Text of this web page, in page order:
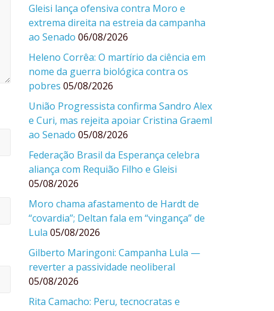
Gleisi lança ofensiva contra Moro e
extrema direita na estreia da campanha
ao Senado 06/08/2026
Heleno Corrêa: O martírio da ciência em
nome da guerra biológica contra os
pobres 05/08/2026
União Progressista confirma Sandro Alex
e Curi, mas rejeita apoiar Cristina Graeml
ao Senado 05/08/2026
Federação Brasil da Esperança celebra
aliança com Requião Filho e Gleisi
05/08/2026
Moro chama afastamento de Hardt de
“covardia”; Deltan fala em “vingança” de
Lula 05/08/2026
Gilberto Maringoni: Campanha Lula —
reverter a passividade neoliberal
05/08/2026
Rita Camacho: Peru, tecnocratas e